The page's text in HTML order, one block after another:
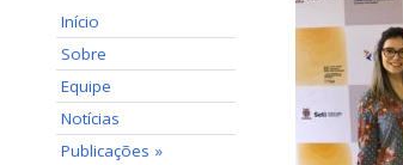
Início
Sobre
Equipe
Notícias
Publicações »